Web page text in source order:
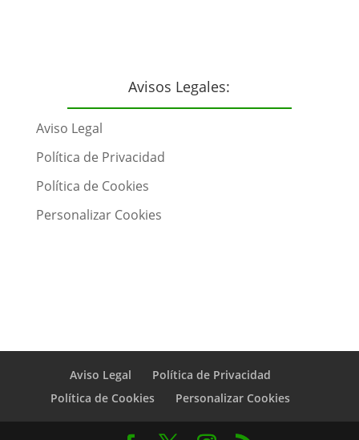
Avisos Legales:
Aviso Legal
Política de Privacidad
Política de Cookies
Personalizar Cookies
Aviso Legal
Política de Privacidad
Política de Cookies
Personalizar Cookies